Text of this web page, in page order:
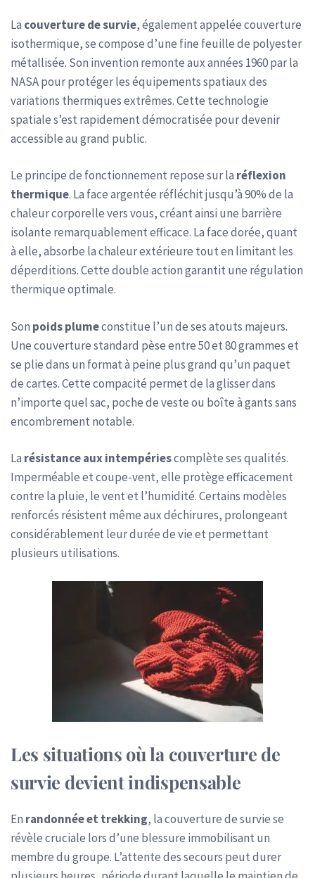
La couverture de survie, également appelée couverture
isothermique, se compose d’une fine feuille de polyester
métallisée. Son invention remonte aux années 1960 par la
NASA pour protéger les équipements spatiaux des
variations thermiques extrêmes. Cette technologie
spatiale s’est rapidement démocratisée pour devenir
accessible au grand public.
Le principe de fonctionnement repose sur la réflexion
thermique. La face argentée réfléchit jusqu’à 90% de la
chaleur corporelle vers vous, créant ainsi une barrière
isolante remarquablement efficace. La face dorée, quant
à elle, absorbe la chaleur extérieure tout en limitant les
déperditions. Cette double action garantit une régulation
thermique optimale.
Son poids plumeconstitue l’un de ses atouts majeurs.
Une couverture standard pèse entre 50 et 80 grammes et
se plie dans un format à peine plus grand qu’un paquet
de cartes. Cette compacité permet de la glisser dans
n’importe quel sac, poche de veste ou boîte à gants sans
encombrement notable.
La résistance aux intempériescomplète ses qualités.
Imperméable et coupe-vent, elle protège efficacement
contre la pluie, le vent et l’humidité. Certains modèles
renforcés résistent même aux déchirures, prolongeant
considérablement leur durée de vie et permettant
plusieurs utilisations.
Les situations où la couverture de
survie devient indispensable
En randonnée et trekking, la couverture de survie se
révèle cruciale lors d’une blessure immobilisant un
membre du groupe. L’attente des secours peut durer